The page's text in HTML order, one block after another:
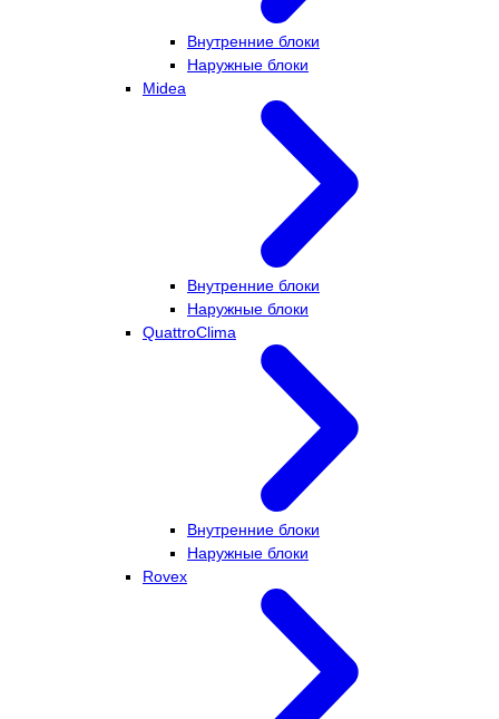
Внутренние блоки
Наружные блоки
Midea
Внутренние блоки
Наружные блоки
QuattroClima
Внутренние блоки
Наружные блоки
Rovex